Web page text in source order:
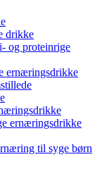
drikke
og proteinrige
ernæringsdrikke
ernæringsdrikke
til syge børn